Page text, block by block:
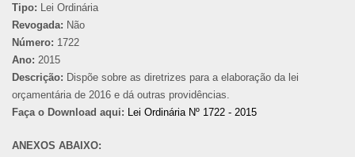
Tipo: Lei Ordinária
Revogada: Não
Número: 1722
Ano: 2015
Descrição: Dispõe sobre as diretrizes para a elaboração da lei
orçamentária de 2016 e dá outras providências.
Faça o Download aqui: Lei Ordinária Nº 1722 - 2015
ANEXOS ABAIXO: